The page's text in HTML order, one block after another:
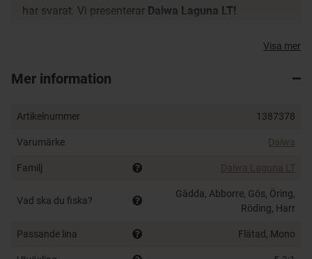
har svarat. Vi presenterar Daiwa Laguna LT!
sänker den totala vikten men ökar styrkan i rullen.
Kommer med Infinite Anti Reverse, ATD bromssystem,
För att sammanställa, det behöver inte kosta skjortan
passar såväl nybörjaren som proffsfiskaren!
LT (Light & Tough)
3 ball bearings
Infinite Anti-Reverse®
Visa mer
Mer information
Artikelnummer 1387378
Varumärke Daiwa
Familj Daiwa Laguna LT
Vad ska du fiska?
Gädda, Abborre, Gös, Öring,
Röding, Harr
Passande lina Flätad, Mono